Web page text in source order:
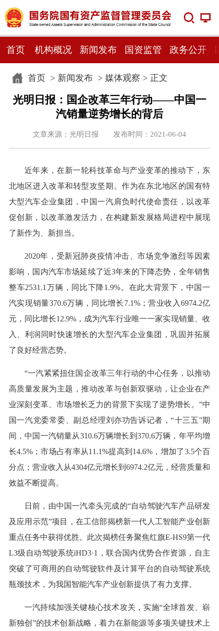
首页 机构概况 新闻发布 国资监管 政务公开
首页> 新闻发布> 媒体观察 > 正文
光明日报：国企改革三年行动——中国一
汽销量逆势增长的背后
文章来源：光明日报 发布时间：2021-06-04
近年来，在新一轮科技革命与产业变革的推动下，东
北地区进入改革和转型攻坚期。作为在东北地区的国有特
大型汽车企业集团，中国一汽肩负时代使命责任，以改革
促创新，以改革激发活力，在构建新发展格局进程中展现
了新作为、新担当。
2020年，受新冠肺炎疫情冲击、市场竞争激烈等因素
影响，国内汽车市场延续了近3年来的下降态势，全年销售
整车2531.1万辆，同比下降1.9%。在此大背景下，中国一
汽实现销量370.6万辆，同比增长7.1%；营业收入6974.2亿
元，同比增长12.9%，成为汽车行业唯一一家实现销量、收
入、利润同时快速增长的大型汽车企业集团，巩固并拓展
了良好经营态势。
“一汽紧紧扭住国企改革三年行动的中心任务，以推动
高质量发展为主题，推动改革与创新双驱动，让企业在产
业深刻变革、市场增长乏力的背景下实现了逆势增长。”中
国一汽党委常委、副总经理刘亦功告诉记者，“十三五”期
间，中国一汽销量从310.6万辆增长到370.6万辆，年平均增
长4.5%；市场占有率从11.1%提高到14.6%，增加了3.5个百
分点；营业收入从4304亿元增长到6974.2亿元，经营质量和
效益不断提高。
日前，由中国一汽牵头完成的“自动驾驶汽车产品研发
及应用示范”项目，在工信部揭榜新一代人工智能产业创新
重点任务中获得优胜。此次揭榜任务聚焦红旗E-HS9第一代
L3级自动驾驶系统iHD3·1，联合国内优势合作资源，自主
突破了可商用的自动驾驶软件及计算平台的自动驾驶系统
瓶颈技术，为我国智能汽车产业创新提供了有力支撑。
一汽持续加强关键核心技术攻关，实施“全球首发、崭
新独创”的技术创新战略，着力在新能源等多项关键技术上